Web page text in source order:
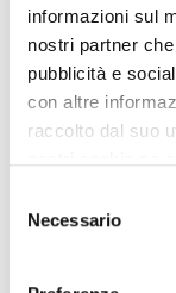
informazioni sul
nostri partner
pubblicità e
con altre
raccolto dal suo
delNecessario
Email*
Messaggio